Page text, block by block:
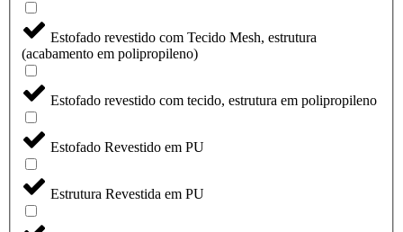
Estofado revestido com Tecido Mesh, estrutura
(acabamento em polipropileno)
Estofado revestido com tecido, estrutura em polipropileno
Estofado Revestido em PU
Estrutura Revestida em PU